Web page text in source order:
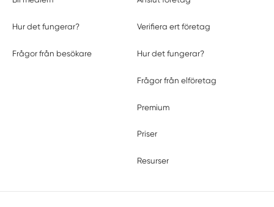
Hur det fungerar?
Frågor från besökare
Verifiera ert företag
Hur det fungerar?
Frågor från elföretag
Premium
Priser
Resurser